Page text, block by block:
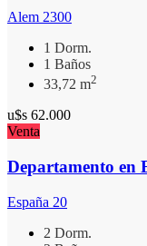
Alem 2300
1 Dorm.
1 Baños
33,72 m2
u$s 62.000
Venta
Departamento en
España 20
2 Dorm.